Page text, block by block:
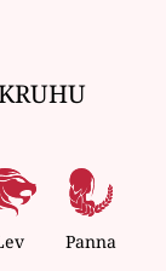
Panna